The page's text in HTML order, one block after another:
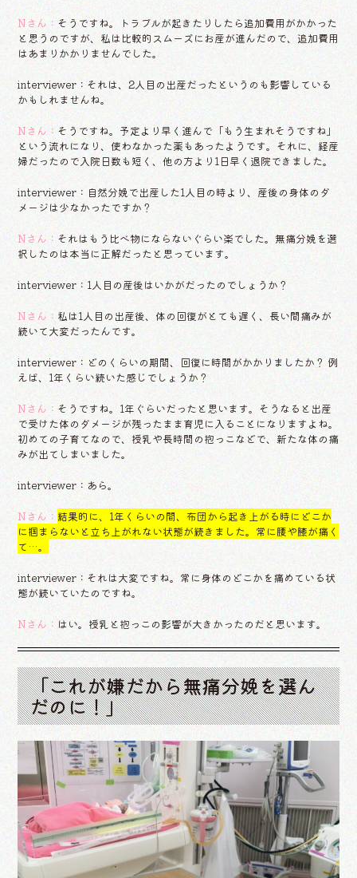
Nさん： そうですね。トラブルが起きたりしたら追加費用がかかった
と思うのですが、私は比較的スムーズにお産が進んだので、追加費用
はあまりかかりませんでした。
interviewer：それは、2人目の出産だったというのも影響している
かもしれませんね。
Nさん： そうですね。予定より早く進んで「もう生まれそうですね」
という流れになり、使わなかった薬もあったようです。それに、経産
婦だったので入院日数も短く、他の方より1日早く退院できました。
interviewer：自然分娩で出産した1人目の時より、産後の身体のダ
メージは少なかったですか？
Nさん： それはもう比べ物にならないぐらい楽でした。無痛分娩を選
択したのは本当に正解だったと思っています。
interviewer：1人目の産後はいかがだったのでしょうか？
Nさん： 私は1人目の出産後、体の回復がとても遅く、長い間痛みが
続いて大変だったんです。
interviewer：どのくらいの期間、回復に時間がかかりましたか？ 例
えば、1年くらい続いた感じでしょうか？
Nさん： そうですね。1年ぐらいだったと思います。そうなると出産
で受けた体のダメージが残ったまま育児に入ることになりますよね。
初めての子育てなので、授乳や長時間の抱っこなどで、新たな体の痛
みが出てしまいました。
interviewer：あら。
Nさん： 結果的に、1年くらいの間、布団から起き上がる時にどこか
に掴まらないと立ち上がれない状態が続きました。常に腰や膝が痛く
て…。
interviewer：それは大変ですね。常に身体のどこかを痛めている状
態が続いていたのですね。
Nさん： はい。授乳と抱っこの影響が大きかったのだと思います。
「これが嫌だから無痛分娩を選ん
だのに！」